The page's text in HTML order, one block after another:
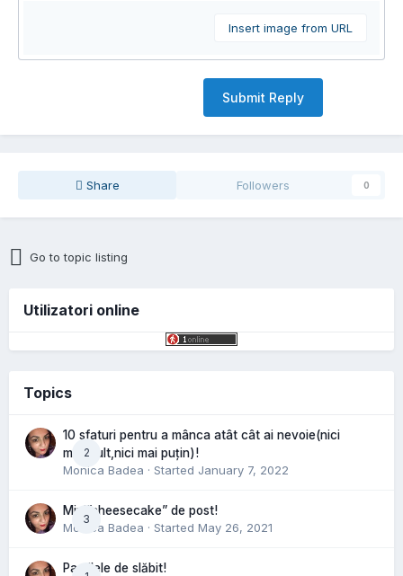
Insert image from URL
Submit Reply
Share Followers 0
Go to topic listing
Utilizatori online
Topics
2
10 sfaturi pentru a mânca atât cât ai nevoie(nici
mai mult,nici mai puțin)!
Monica Badea · Started January 7, 2022
3
Mini”cheesecake” de post!
Monica Badea · Started May 26, 2021
Pastilele de slăbit!